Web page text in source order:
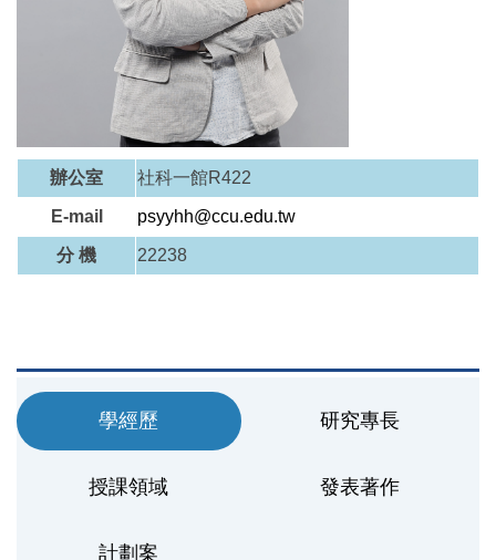
辦公室 社科一館R422
E-mail psyyhh@ccu.edu.tw
分 機 22238
學經歷 研究專長
授課領域 發表著作
計劃案